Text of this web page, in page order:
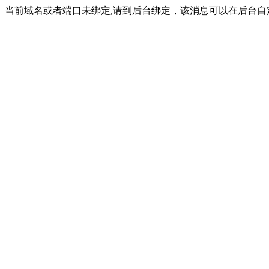
当前域名或者端口未绑定,请到后台绑定，该消息可以在后台自